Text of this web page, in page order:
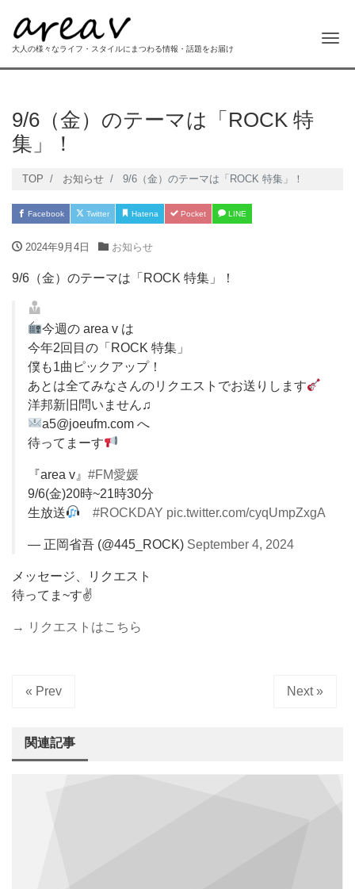
大人の様々なライフ・スタイルにまつわる情報・話題をお届け
9/6（金）のテーマは「ROCK 特
集」！
TOP お知らせ 9/6（金）のテーマは「ROCK 特集」！
Facebook Twitter Hatena Pocket LINE
2024年9月4日 お知らせ
9/6（金）のテーマは「ROCK 特集」！
今週の area v は
今年2回目の「ROCK 特集」
僕も1曲ピックアップ！
あとは全てみなさんのリクエストでお送りします
洋邦新旧問いません♫
a5@joeufm.com へ
待ってまーす
『area v』 #FM愛媛
9/6(金)20時~21時30分
生放送
#ROCKDAY pic.twitter.com/cyqUmpZxgA
— 正岡省吾 (@445_ROCK) September 4, 2024
メッセージ、リクエスト
待ってま~す✌️
→ リクエストはこちら
« Prev Next »
関連記事